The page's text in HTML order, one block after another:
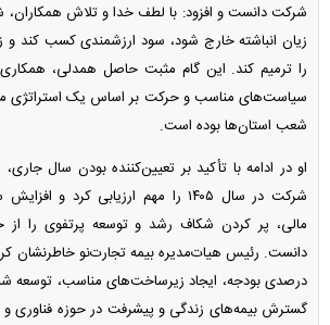
شرکت دانست و افزود: با لطف خدا و تلاش
زیان انباشته خارج شود، سود ارزشمندی کسب کند
را ترمیم کند. این گام مثبت حاصل همدلی،
سیاست‌های مناسب و حرکت بر اساس یک
شعب استان‌ها بوده است.
او در ادامه با تأکید بر تعیین‌کننده بودن سال
شرکت در سال ۱۴۰۵ را مهم ارزیابی کرد و
مالی، پر کردن شکاف رشد و توسعه پرتفوی را از
درصدی بودجه، ایجاد زیرساخت‌های مناسب، توسعه
گسترش بیمه‌های زندگی و پیشرفت در حوزه فناوری و